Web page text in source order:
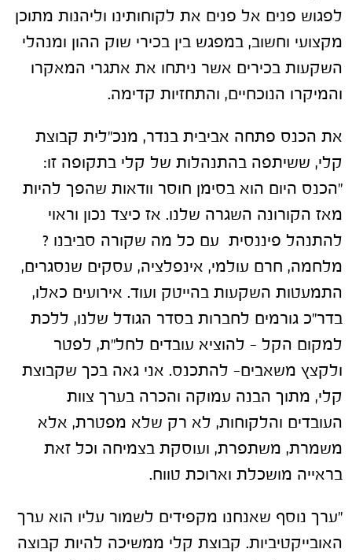
לפגוש פנים אל פנים את לקוחותינו וליהנות מתוכן
מקצועי וחשוב, במפגש בין בכירי שוק ההון ומנהלי
השקעות בכירים אשר ניתחו את אתגרי המאקרו
והמיקרו הנוכחיים, והתחזיות קדימה.
את הכנס פתחה אביבית בנדר, מנכ"לית קבוצת
קלי, ששיתפה בהתנהלות של קלי בתקופה זו:
"הכנס היום הוא בסימן חוסר וודאות שהפך להיות
מאז הקורונה השגרה שלנו. אז כיצד נכון וראוי
להתנהל פיננסית עם כל מה שקורה סביבנו ?
מלחמה, חרם עולמי, אינפלציה, עסקים שנסגרים,
התמעטות השקעות בהייטק ועוד. אירועים כאלו,
בדר"כ גורמים לחברות בסדר הגודל שלנו, ללכת
למקום הקל – להוציא עובדים לחל"ת, לפטר
ולקצץ משאבים- להתכנס. אני גאה בכך שקבוצת
קלי, מתוך הבנה עמוקה והכרה בערך צוות
העובדים והלקוחות, לא רק שלא מפטרת, אלא
משמרת, משתפרת, ועוסקת בצמיחה וכל זאת
בראייה מושכלת וארוכת טווח.
"ערך נוסף שאנחנו מקפידים לשמור עליו הוא ערך
האובייקטיביות. קבוצת קלי ממשיכה להיות קבוצה